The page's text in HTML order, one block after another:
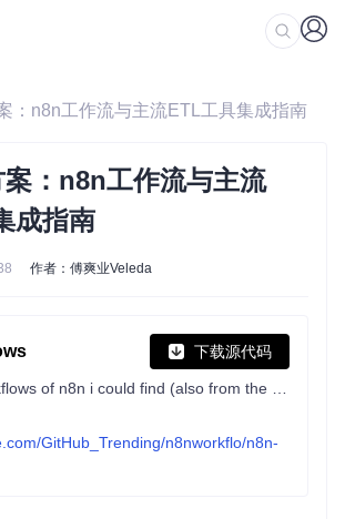
：n8n工作流与主流ETL工具集成指南
：n8n工作流与主流
成指南
作者：傅爽业Veleda
下载源代码
GitHub_Trending/n8nworkflo/n8n-